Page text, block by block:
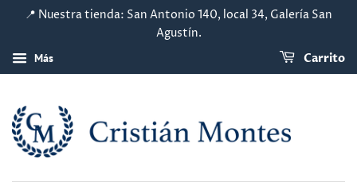
📍 Nuestra tienda: San Antonio 140, local 34, Galería San
Agustín.
Más Carrito